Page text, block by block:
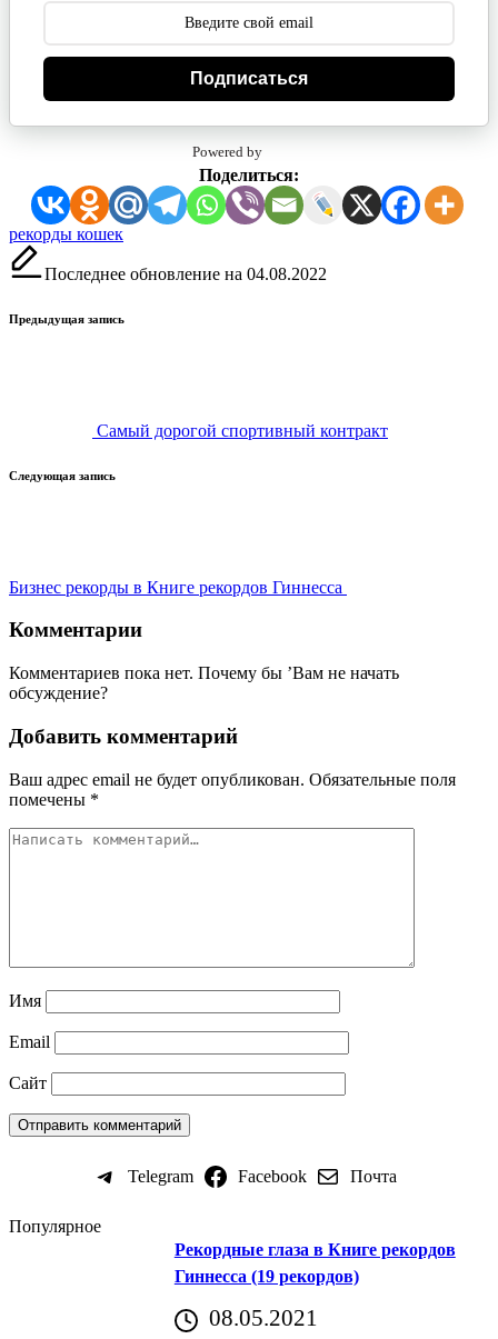
Подписаться
Powered by
Поделиться:
Метки:
рекорды кошек
Последнее обновление на 04.08.2022
Навигация
Предыдущая запись
Самый дорогой спортивный контракт
Следующая запись
Бизнес рекорды в Книге рекордов Гиннесса
Комментарии
Комментариев пока нет. Почему бы ’Вам не начать
обсуждение?
Добавить комментарий
Ваш адрес email не будет опубликован. Обязательные поля
помечены *
Имя
Email
Сайт
Telegram Facebook Почта
Популярное
Рекордные глаза в Книге рекордов
Гиннесса (19 рекордов)
08.05.2021